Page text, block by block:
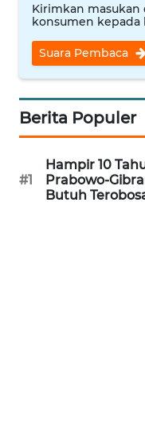
Kirimkan masukan
konsumen kepada
Suara Pembaca
Berita Populer
#1
Hampir 10
Prabowo-
Butuh
LAMPUNG
WN
JATENG
WN
NUSANTARA
WN
JOGJA